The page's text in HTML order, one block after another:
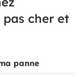
pas cher et
panne